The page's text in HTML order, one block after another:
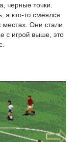
черные точки.
а кто-то смеялся
местах. Они стали
с игрой выше, это